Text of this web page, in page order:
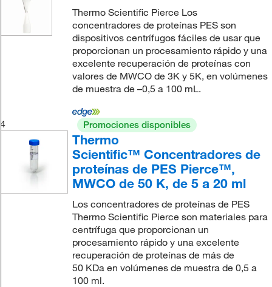
Thermo Scientific Pierce Los
concentradores de proteínas PES son
dispositivos centrífugos fáciles de usar que
proporcionan un procesamiento rápido y una
excelente recuperación de proteínas con
valores de MWCO de 3K y 5K, en volúmenes
de muestra de –0,5 a 100 mL.
4 Promociones disponibles
Thermo
Scientific™ Concentradores de
proteínas de PES Pierce™,
MWCO de 50 K, de 5 a 20 ml
Los concentradores de proteínas de PES
Thermo Scientific Pierce son materiales para
centrífuga que proporcionan un
procesamiento rápido y una excelente
recuperación de proteínas de más de
50 KDa en volúmenes de muestra de 0,5 a
100 ml.